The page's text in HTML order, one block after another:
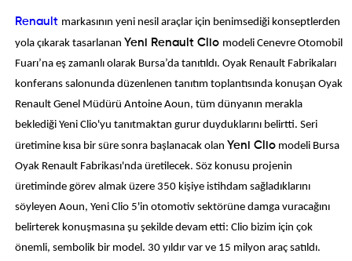
Renault markasının yeni nesil araçlar için benimsediği konseptlerden
yola çıkarak tasarlananYeni Renault Clio modeli Cenevre Otomobil
Fuarı’na eş zamanlı olarak Bursa’da tanıtıldı. Oyak Renault Fabrikaları
konferans salonunda düzenlenen tanıtım toplantısında konuşan Oyak
Renault Genel Müdürü Antoine Aoun, tüm dünyanın merakla
beklediği Yeni Clio'yu tanıtmaktan gurur duyduklarını belirtti. Seri
üretimine kısa bir süre sonra başlanacak olanYeni Clio modeli Bursa
Oyak Renault Fabrikası'nda üretilecek. Söz konusu projenin
üretiminde görev almak üzere 350 kişiye istihdam sağladıklarını
söyleyen Aoun, Yeni Clio 5'in otomotiv sektörüne damga vuracağını
belirterek konuşmasına şu şekilde devam etti: Clio bizim için çok
önemli, sembolik bir model. 30 yıldır var ve 15 milyon araç satıldı.